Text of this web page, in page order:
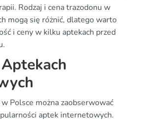
Rodzaj i cena trazodonu w
mogą się różnić, dlatego warto
i ceny w kilku aptekach przed
Polsce można zaobserwować
aptek internetowych.